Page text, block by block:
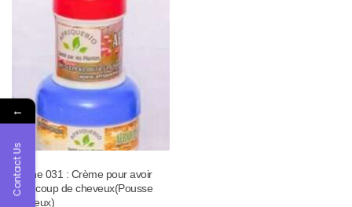
Tisane 031 : Crème pour avoir
beaucoup de cheveux(Pousse
cheveux)
←
Contact Us